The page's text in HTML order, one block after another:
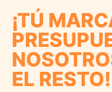
¡TÚ
EL RESTO!